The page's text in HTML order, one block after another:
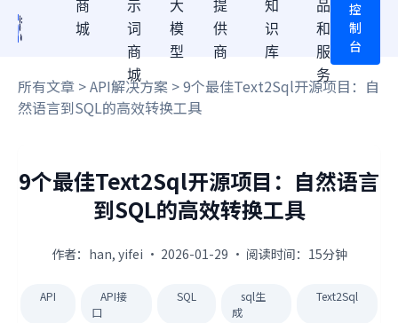
商
城
示
词
商
城
大
模
型
提
供
商
知
识
库
品
和
服
务
控
制
台
所有文章 >API解决方案 > 9个最佳Text2Sql开源项目：自
然语言到SQL的高效转换工具
9个最佳Text2Sql开源项目：自然语言
到SQL的高效转换工具
作者：han, yifei · 2026-01-29 · 阅读时间：15分钟
API
API接
口
SQL
sql生
成
Text2Sql